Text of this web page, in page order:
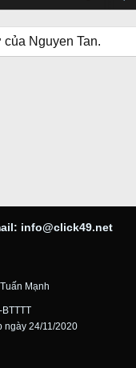
Nguyen Tan.
info@click49.net
Mạnh
ngày 24/11/2020